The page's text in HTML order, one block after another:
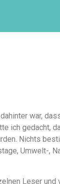
war,
ich gedacht,
Nichts
Umwelt-,
Leser und